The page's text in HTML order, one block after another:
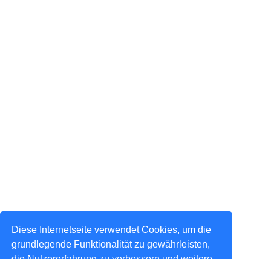
Diese Internetseite verwendet Cookies, um die
grundlegende Funktionalität zu gewährleisten,